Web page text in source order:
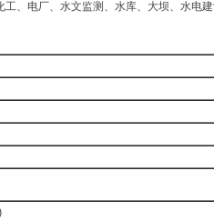
、电厂、水文监测、水库、大坝、水电